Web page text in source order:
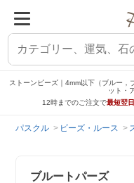
ストーンビーズ｜4mm以下（ブルー，
ット・
12時までのご注文で最短翌
パスクル ビーズ・ルース
ブルートパーズ